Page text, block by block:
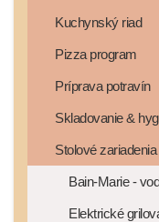
Kuchynský riad
Pizza program
Príprava potravín
Skladovanie &
Stolové zariadenia
Bain-Marie -
Elektrické